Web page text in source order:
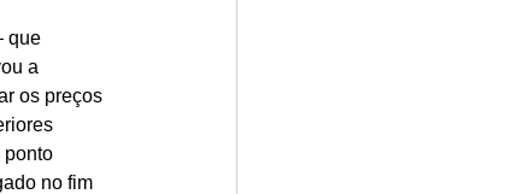
que
a
os preços
ponto
no fim